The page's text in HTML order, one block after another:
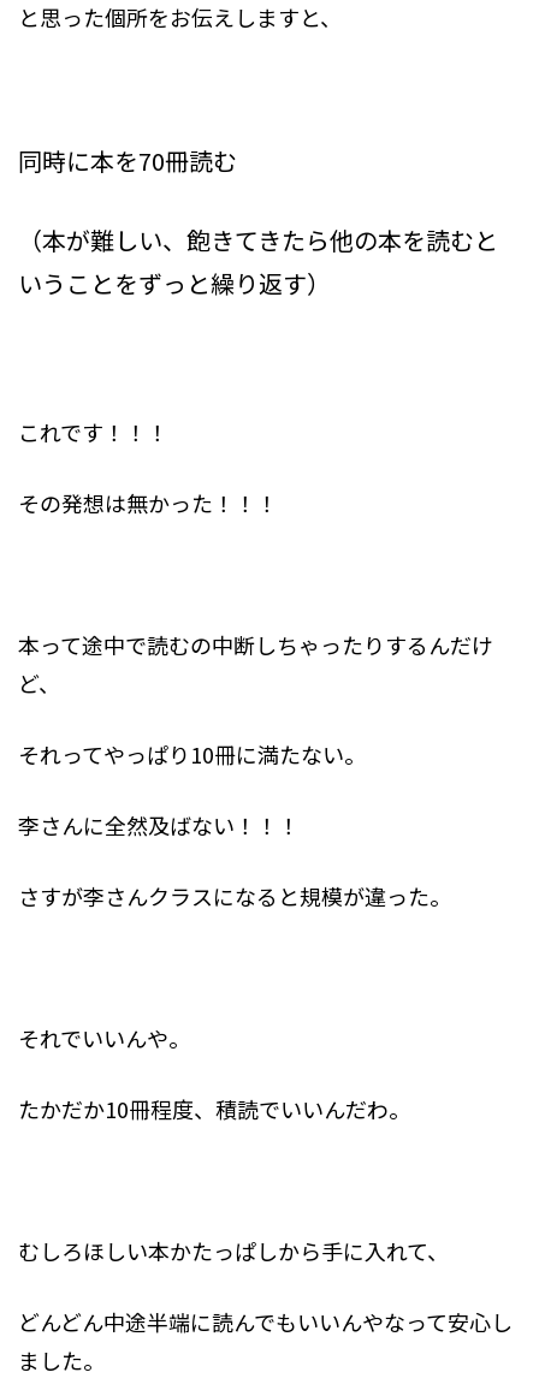
と思った個所をお伝えしますと、
同時に本を70冊読む
（本が難しい、飽きてきたら他の本を読むと
いうことをずっと繰り返す）
これです！！！
その発想は無かった！！！
本って途中で読むの中断しちゃったりするんだけ
ど、
それってやっぱり10冊に満たない。
李さんに全然及ばない！！！
さすが李さんクラスになると規模が違った。
それでいいんや。
たかだか10冊程度、積読でいいんだわ。
むしろほしい本かたっぱしから手に入れて、
どんどん中途半端に読んでもいいんやなって安心し
ました。